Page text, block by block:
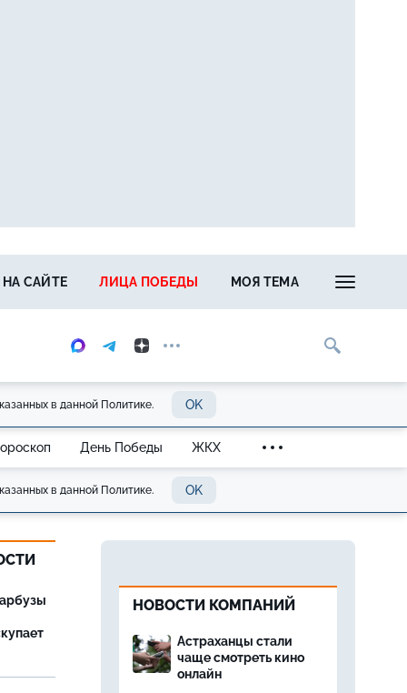
НА САЙТЕ ЛИЦА ПОБЕДЫ МОЯ ТЕМА
в данной Политике. OK
День Победы ЖКХ
в данной Политике. OK
НОВОСТИ КОМПАНИЙ
Астраханцы стали
чаще смотреть кино
онлайн